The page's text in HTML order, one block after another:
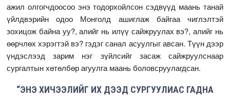
ажил олгогчдоосоо энэ тодорхойлсон сэдвүүд маань танай
үйлдвэрийн одоо Монголд ашиглаж байгаа чиглэлтэй
зохицож байна уу?, алийг нь илүү сайжруулах вэ?, алийг нь
өөрчлөх хэрэгтэй вэ? гэдэг санал асуулгыг авсан. Түүн дээр
үндэслээд зарим нэг зүйлсийг засаж сайжруулснаар
сургалтын хөтөлбөр агуулга маань боловсруулагдсан.
“ЭНЭ ХИЧЭЭЛИЙГ ИХ ДЭЭД СУРГУУЛИАС ГАДНА